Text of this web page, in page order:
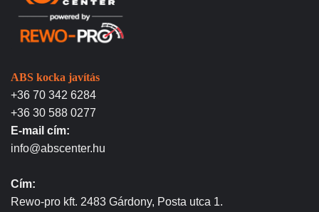
ABS kocka javítás
+36 70 342 6284
+36 30 588 0277
E-mail cím:
info@abscenter.hu
Cím:
Rewo-pro kft. 2483 Gárdony, Posta utca 1.